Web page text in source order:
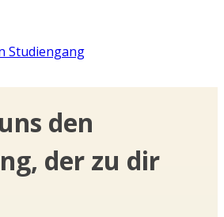
Studiengang
den
der zu dir